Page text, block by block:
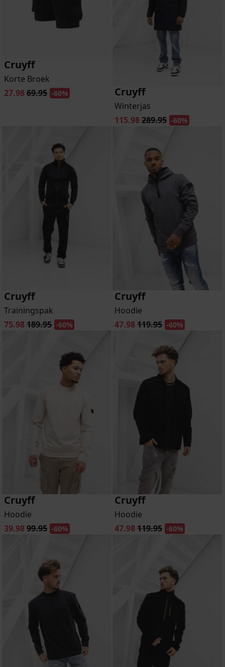
Cruyff
Korte Broek
27.9869.95 -60% Cruyff
Winterjas
115.98289.95 -60%
Cruyff
Trainingspak
75.98189.95 -60%
Cruyff
Hoodie
47.98119.95 -60%
Cruyff
Hoodie
39.9899.95 -60%
Cruyff
Hoodie
47.98119.95 -60%